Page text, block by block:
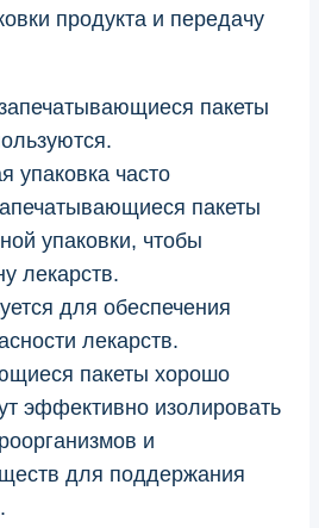
продукта и передачу
пакеты
упаковка часто
пакеты
упаковки, чтобы
лекарств.
для обеспечения
лекарств.
пакеты хорошо
эффективно изолировать
и
для поддержания